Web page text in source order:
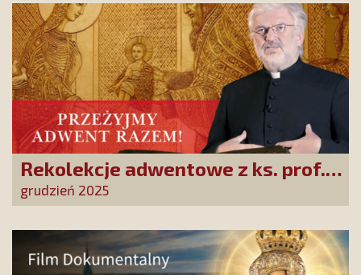
Rekolekcje adwentowe z ks. prof.
Robertem Skrzypczakiem na
PCh24TV!
grudzień 2025